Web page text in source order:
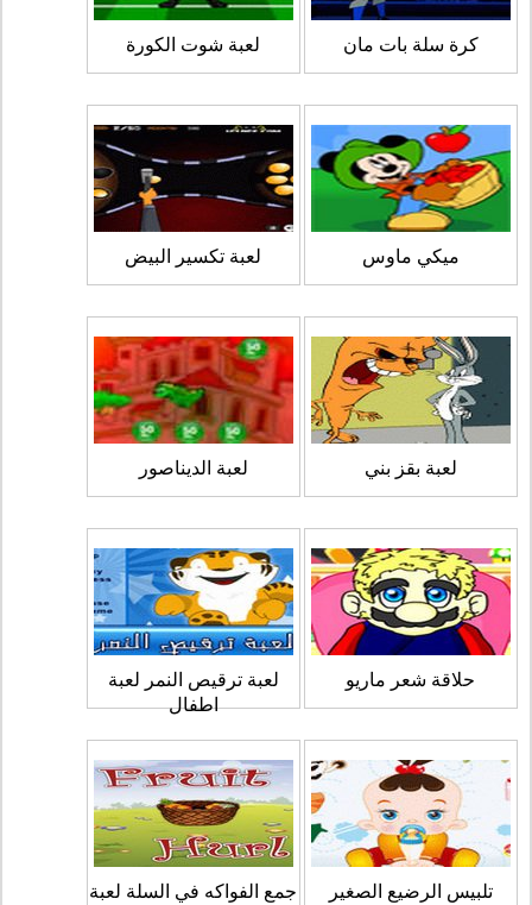
كرة سلة بات مان لعبة شوت الكورة
ميكي ماوس لعبة تكسير البيض
لعبة بقز بني لعبة الديناصور
حلاقة شعر ماريو
لعبة ترقيص النمر لعبة
اطفال
تلبيس الرضيع الصغير
جمع الفواكه في السلة لعبة